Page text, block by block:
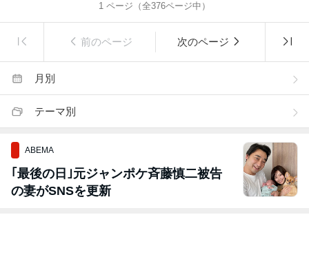
1 ページ（全376ページ中）
前のページ 次のページ
月別
テーマ別
ABEMA
｢最後の日｣元ジャンポケ斉藤慎二被告
の妻がSNSを更新